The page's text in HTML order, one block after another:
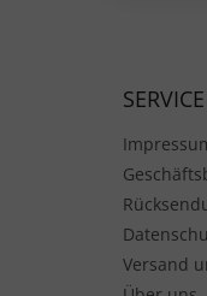
SERVICE
Versand